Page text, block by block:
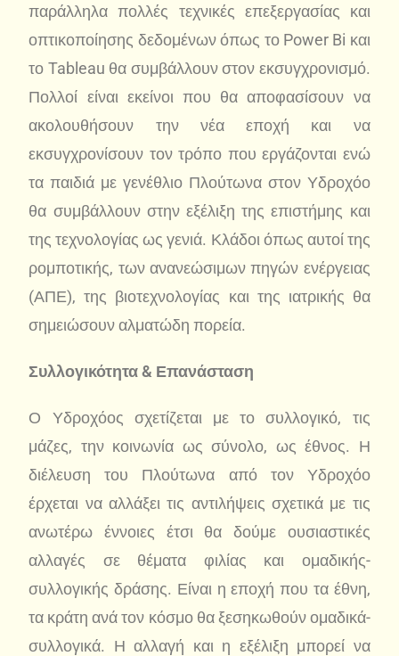
παράλληλα πολλές τεχνικές επεξεργασίας και
οπτικοποίησης δεδομένων όπως το Power Bi και
το Tableau θα συμβάλλουν στον εκσυγχρονισμό.
Πολλοί είναι εκείνοι που θα αποφασίσουν να
ακολουθήσουν την νέα εποχή και να
εκσυγχρονίσουν τον τρόπο που εργάζονται ενώ
τα παιδιά με γενέθλιο Πλούτωνα στον Υδροχόο
θα συμβάλλουν στην εξέλιξη της επιστήμης και
της τεχνολογίας ως γενιά. Κλάδοι όπως αυτοί της
ρομποτικής, των ανανεώσιμων πηγών ενέργειας
(ΑΠΕ), της βιοτεχνολογίας και της ιατρικής θα
σημειώσουν αλματώδη πορεία.
Συλλογικότητα & Επανάσταση
Ο Υδροχόος σχετίζεται με το συλλογικό, τις
μάζες, την κοινωνία ως σύνολο, ως έθνος. Η
διέλευση του Πλούτωνα από τον Υδροχόο
έρχεται να αλλάξει τις αντιλήψεις σχετικά με τις
ανωτέρω έννοιες έτσι θα δούμε ουσιαστικές
αλλαγές σε θέματα φιλίας και ομαδικής-
συλλογικής δράσης. Είναι η εποχή που τα έθνη,
τα κράτη ανά τον κόσμο θα ξεσηκωθούν ομαδικά-
συλλογικά. Η αλλαγή και η εξέλιξη μπορεί να